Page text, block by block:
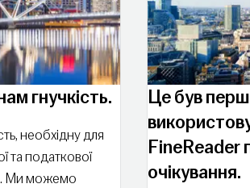
гнучкість.
необхідну для
та податкової
Ми можемо
Це був
FineReader
очікування.